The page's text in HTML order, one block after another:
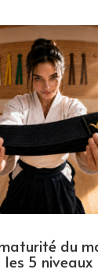
du
les 5 niveaux